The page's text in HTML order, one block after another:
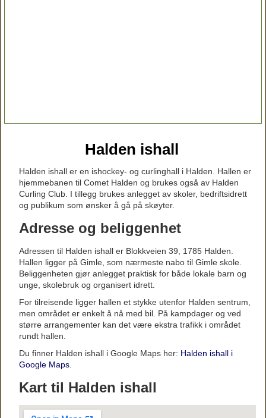
Halden ishall
Halden ishall er en ishockey- og curlinghall i Halden. Hallen er
hjemmebanen til Comet Halden og brukes også av Halden
Curling Club. I tillegg brukes anlegget av skoler, bedriftsidrett
og publikum som ønsker å gå på skøyter.
Adresse og beliggenhet
Adressen til Halden ishall er Blokkveien 39, 1785 Halden.
Hallen ligger på Gimle, som nærmeste nabo til Gimle skole.
Beliggenheten gjør anlegget praktisk for både lokale barn og
unge, skolebruk og organisert idrett.
For tilreisende ligger hallen et stykke utenfor Halden sentrum,
men området er enkelt å nå med bil. På kampdager og ved
større arrangementer kan det være ekstra trafikk i området
rundt hallen.
Du finner Halden ishall i Google Maps her: Halden ishall i
Google Maps
Kart til Halden ishall